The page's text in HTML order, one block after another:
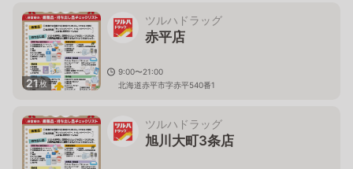
21枚
ツルハドラッグ
赤平店
9:00〜21:00
北海道赤平市字赤平540番1
ツルハドラッグ
旭川大町3条店